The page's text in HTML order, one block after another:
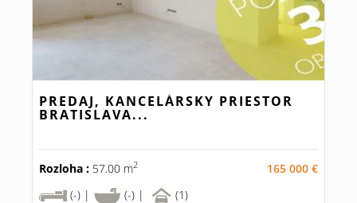
PREDAJ, KANCELÁRSKY PRIESTOR
BRATISLAVA...
Rozloha : 57.00 m2
165 000 €
(-) |
(-) | (1)